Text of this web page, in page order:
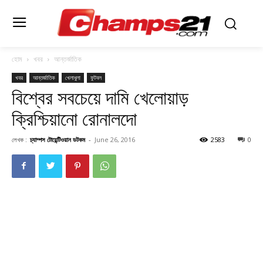
হোম খবর আন্তর্জাতিক
খবর আন্তর্জাতিক খেলাধুলা ফুটবল
বিশ্বের সবচেয়ে দামি খেলোয়াড়
ক্রিশ্চিয়ানো রোনালদো
লেখক : চ্যাম্পস টোয়েন্টিওয়ান ডটকম - June 26, 2016 0
2583